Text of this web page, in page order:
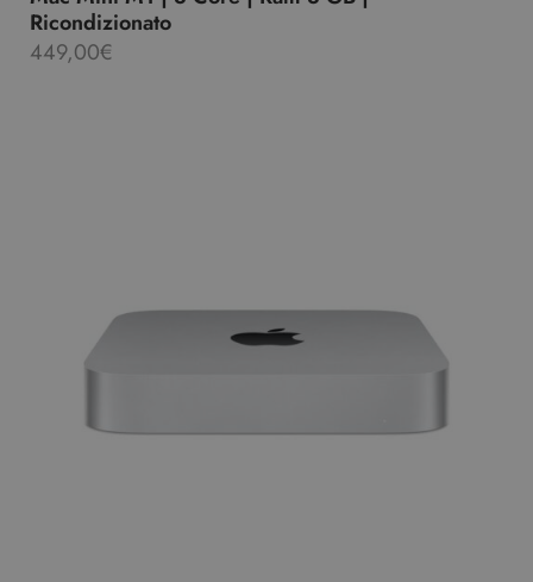
Ricondizionato
449,00€